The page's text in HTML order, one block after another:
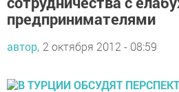
предпринимателями
автор, 2 октября 2012 - 08:59